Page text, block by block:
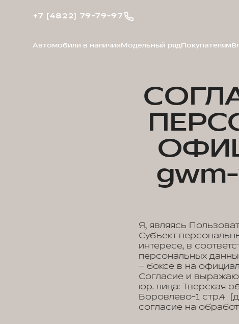
+7 (4822) 79-79-97
Автомобили в наличииМодельный рядПокупателям
Я, являясь
Субъект
интересе, в
персональных
– боксе в на
Согласие и
юр. лица: Тверская
Боровлево-1 стр.4
согласие на